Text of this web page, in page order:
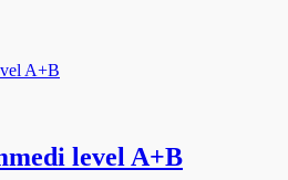
level A+B